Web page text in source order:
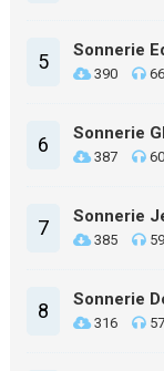
5 Sonnerie
390
6 Sonnerie
387
7 Sonnerie
385
8 Sonnerie
316